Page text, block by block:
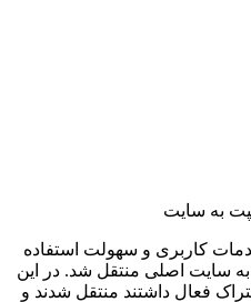
به سایت
کاربری و سهولت استفاده
به سایت اصلی منتقل شد. در این
فعال داشتند منتقل شدند و